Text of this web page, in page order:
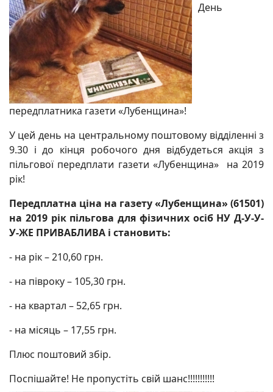
День
передплатника газети «Лубенщина»!
У цей день на центральному поштовому відділенні з
9.30 і до кінця робочого дня відбудеться акція з
пільгової передплати газети «Лубенщина» на 2019
рік!
Передплатна ціна на газету «Лубенщина» (61501)
на 2019 рік пільгова для фізичних осіб НУ Д-У-У-
У-ЖЕ ПРИВАБЛИВА і становить:
- на рік – 210,60 грн.
- на півроку – 105,30 грн.
- на квартал – 52,65 грн.
- на місяць – 17,55 грн.
Плюс поштовий збір.
Поспішайте! Не пропустіть свій шанс!!!!!!!!!!!